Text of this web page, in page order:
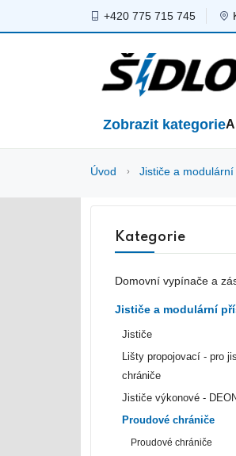
+420 775 715 745
Zobrazit kategorie
Úvod Jističe a
Kategorie
Domovní vypínače a
Jističe a modulární
Jističe
Lišty propojovací - pro
chrániče
Jističe výkonové -
Proudové chrániče
Proudové chrániče